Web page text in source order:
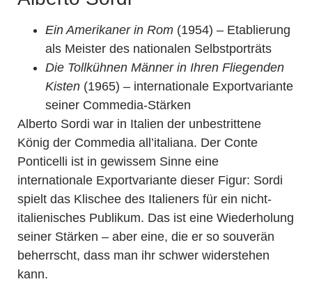
Ein Amerikaner in Rom (1954) – Etablierung
als Meister des nationalen Selbstporträts
Die Tollkühnen Männer in Ihren Fliegenden
Kisten (1965) – internationale Exportvariante
seiner Commedia-Stärken
Alberto Sordi war in Italien der unbestrittene
König der Commedia all’italiana. Der Conte
Ponticelli ist in gewissem Sinne eine
internationale Exportvariante dieser Figur: Sordi
spielt das Klischee des Italieners für ein nicht-
italienisches Publikum. Das ist eine Wiederholung
seiner Stärken – aber eine, die er so souverän
beherrscht, dass man ihr schwer widerstehen
kann.